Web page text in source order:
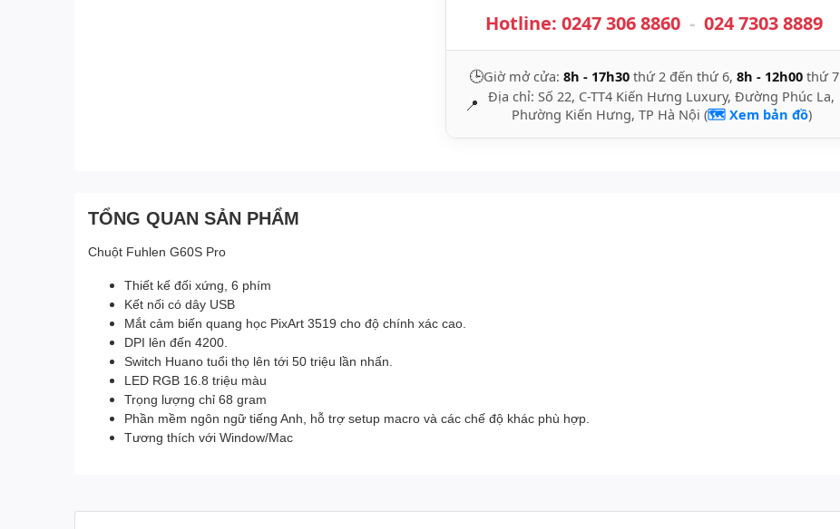
Hotline:0247 306 8860 - 024 7303 8889
🕒Giờ mở cửa:8h - 17h30 thứ 2 đến thứ 6,8h - 12h00 thứ 7
📍
Địa chỉ: Số 22, C-TT4 Kiến Hưng Luxury, Đường Phúc La,
Phường Kiến Hưng, TP Hà Nội (🗺️ Xem bản đồ)
TỔNG QUAN SẢN PHẨM
Chuột Fuhlen G60S Pro
Thiết kế đối xứng, 6 phím
Kết nối có dây USB
Mắt cảm biến quang học PixArt 3519 cho độ chính xác cao.
DPI lên đến 4200.
Switch Huano tuổi thọ lên tới 50 triệu lần nhấn.
LED RGB 16.8 triệu màu
Trọng lượng chỉ 68 gram
Phần mềm ngôn ngữ tiếng Anh, hỗ trợ setup macro và các chế độ khác phù hợp.
Tương thích với Window/Mac